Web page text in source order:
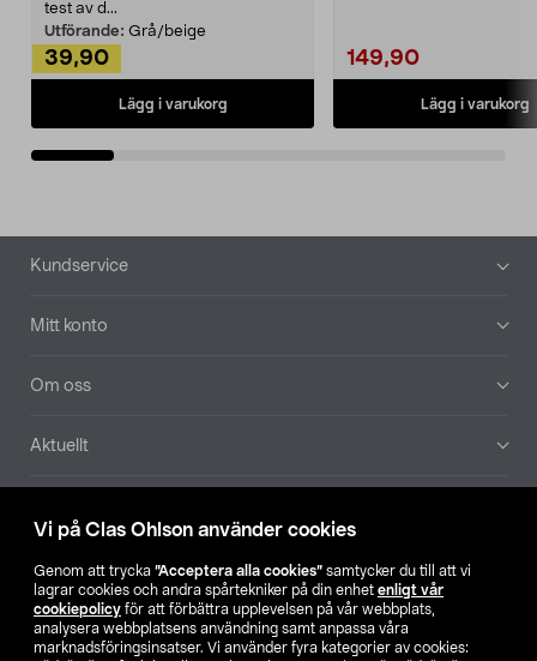
Vi på Clas Ohlson använder cookies
Genom att trycka ”Acceptera alla cookies” samtycker du till att vi
lagrar cookies och andra spårtekniker på din enhet enligt vår
cookiepolicy för att förbättra upplevelsen på vår webbplats,
analysera webbplatsens användning samt anpassa våra
marknadsföringsinsatser. Vi använder fyra kategorier av cookies:
test av d...
Utförande: Grå/beige
39,90
Lägg i varukorg
149,90
Lägg i varukorg
Sidfot
Kundservice
Mitt konto
Om oss
Aktuellt
Hitta butik
SE NO FI